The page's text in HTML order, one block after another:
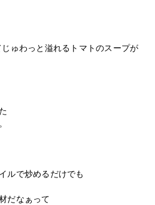
わっと溢れるトマトのスープが
ルで炒めるだけでも
だなぁって